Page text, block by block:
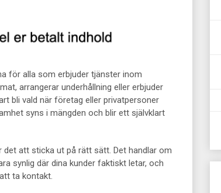
för alla som erbjuder tjänster inom
arrangerar underhållning eller erbjuder
bli vald när företag eller privatpersoner
syns i mängden och blir ett självklart
att sticka ut på rätt sätt. Det handlar om
synlig där dina kunder faktiskt letar, och
ta kontakt.